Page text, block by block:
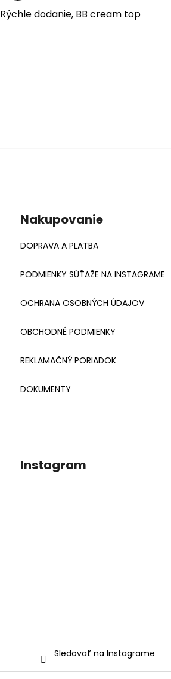
Rýchle dodanie, BB cream top
Nakupovanie
DOPRAVA A PLATBA
PODMIENKY SÚŤAŽE NA INSTAGRAME
OCHRANA OSOBNÝCH ÚDAJOV
OBCHODNÉ PODMIENKY
REKLAMAČNÝ PORIADOK
DOKUMENTY
Instagram
Sledovať na Instagrame